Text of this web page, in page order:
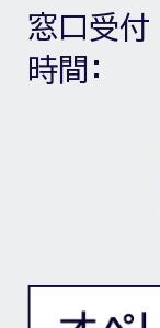
窓口受付
時間: